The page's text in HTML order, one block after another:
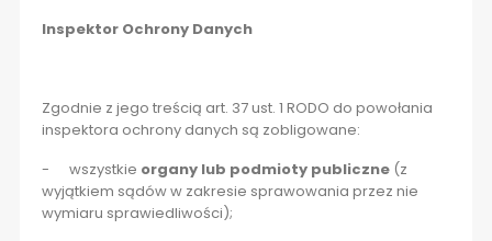
Inspektor Ochrony Danych
Zgodnie z jego treścią art. 37 ust. 1 RODO do powołania
inspektora ochrony danych są zobligowane:
- wszystkie organy lub podmioty publiczne(z
wyjątkiem sądów w zakresie sprawowania przez nie
wymiaru sprawiedliwości);